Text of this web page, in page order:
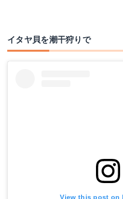
イタヤ貝を潮干狩りで
View this post on